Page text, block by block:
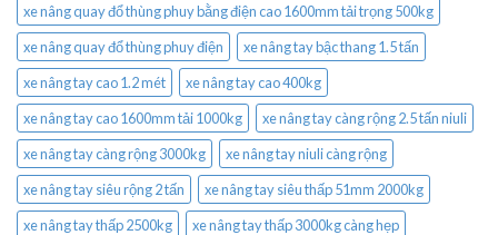
xe nâng quay đổ thùng phuy bằng điện cao 1600mm tải trọng 500kg
xe nâng quay đổ thùng phuy điện
xe nâng tay bậc thang 1.5 tấn
xe nâng tay cao 1.2 mét
xe nâng tay cao 400kg
xe nâng tay cao 1600mm tải 1000kg
xe nâng tay càng rộng 2.5 tấn niuli
xe nâng tay càng rộng 3000kg
xe nâng tay niuli càng rộng
xe nâng tay siêu rộng 2 tấn
xe nâng tay siêu thấp 51mm 2000kg
xe nâng tay thấp 2500kg
xe nâng tay thấp 3000kg càng hẹp